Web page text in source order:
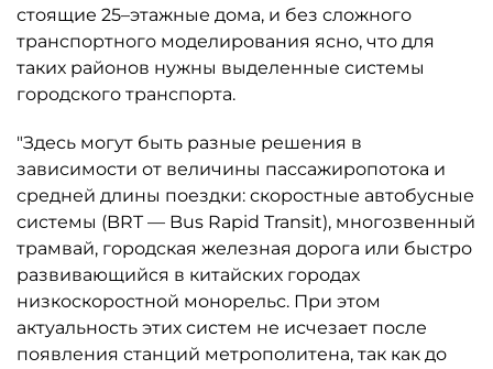
стоящие 25–этажные дома, и без сложного
транспортного моделирования ясно, что для
таких районов нужны выделенные системы
городского транспорта.
"Здесь могут быть разные решения в
зависимости от величины пассажиропотока и
средней длины поездки: скоростные автобусные
системы (BRT — Bus Rapid Transit), многозвенный
трамвай, городская железная дорога или быстро
развивающийся в китайских городах
низкоскоростной монорельс. При этом
актуальность этих систем не исчезает после
появления станций метрополитена, так как до